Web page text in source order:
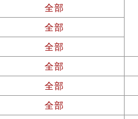
全部
全部
全部
全部
全部
全部